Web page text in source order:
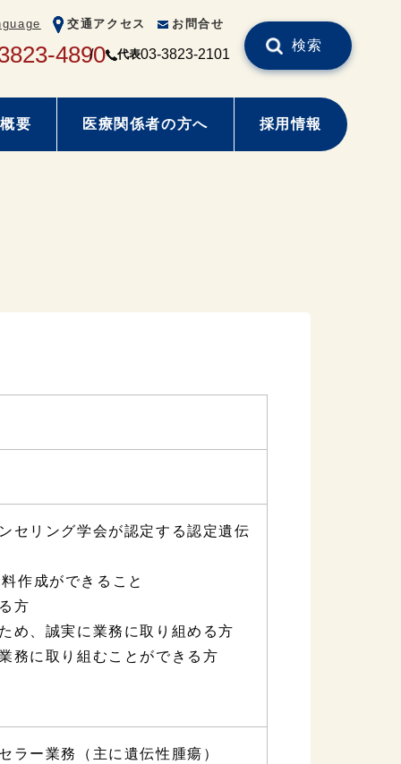
交通アクセス お問合せ
4890 代表03-3823-2101
検索
要 医療関係者の方へ 採用情報
セリング学会が認定する認定遺伝
作成ができること
方
め、誠実に業務に取り組める方
務に取り組むことができる方
ラー業務（主に遺伝性腫瘍）